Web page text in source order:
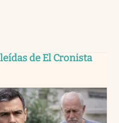
de El Cronista